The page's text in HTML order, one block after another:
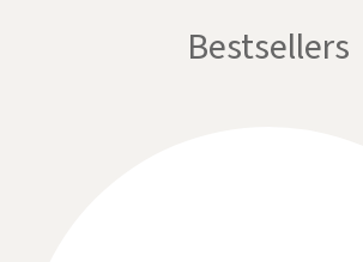
Bestsellers